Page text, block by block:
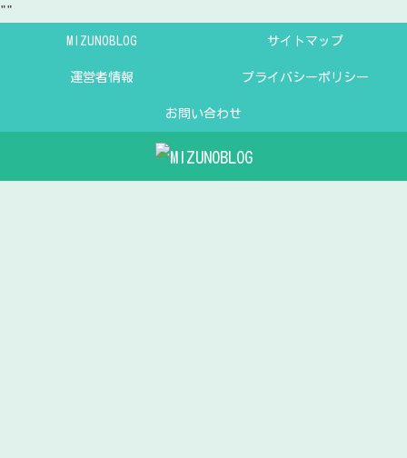
""
MIZUNOBLOG サイトマップ
運営者情報 プライバシーポリシー
お問い合わせ